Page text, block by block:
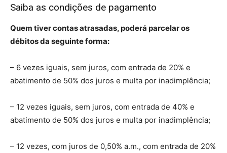
Saiba as condições de pagamento
Quem tiver contas atrasadas, poderá parcelar os
débitos da seguinte forma:
– 6 vezes iguais, sem juros, com entrada de 20% e
abatimento de 50% dos juros e multa por inadimplência;
– 12 vezes iguais, sem juros, com entrada de 40% e
abatimento de 50% dos juros e multa por inadimplência;
– 12 vezes, com juros de 0,50% a.m., com entrada de 20%